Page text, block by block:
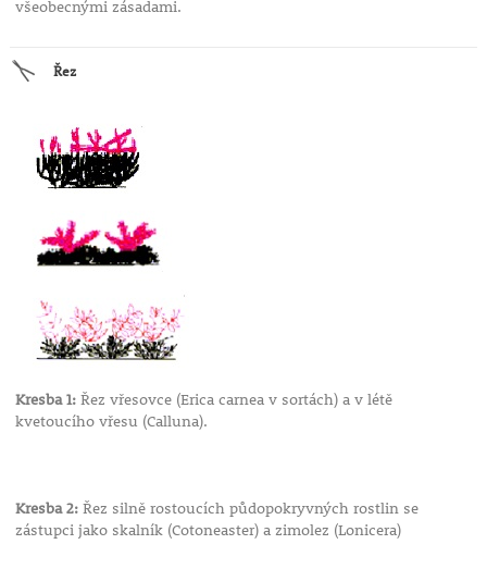
všeobecnými zásadami.
Řez
Kresba 1:Řez vřesovce (Erica carnea v sortách) a v létě
kvetoucího vřesu (Calluna).
Kresba 2:Řez silně rostoucích půdopokryvných rostlin se
zástupci jako skalník (Cotoneaster) a zimolez (Lonicera)